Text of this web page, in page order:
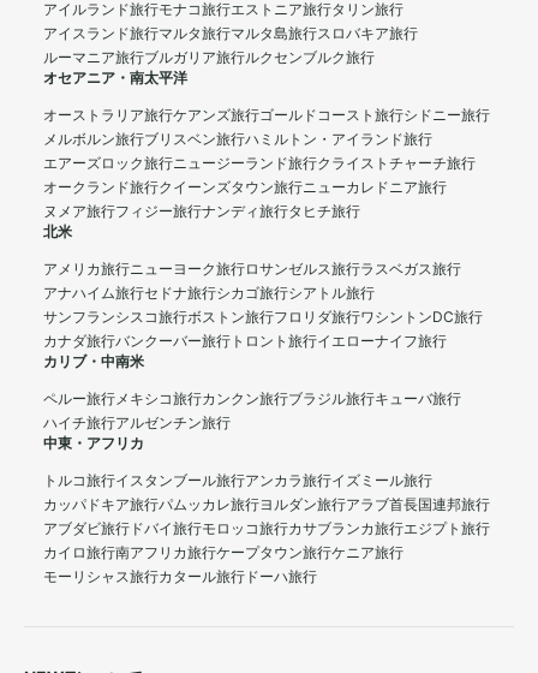
アイルランド旅行モナコ旅行エストニア旅行タリン旅行
アイスランド旅行マルタ旅行マルタ島旅行スロバキア旅行
ルーマニア旅行ブルガリア旅行ルクセンブルク旅行
オセアニア・南太平洋
オーストラリア旅行ケアンズ旅行ゴールドコースト旅行シドニー旅行
メルボルン旅行ブリスベン旅行ハミルトン・アイランド旅行
エアーズロック旅行ニュージーランド旅行クライストチャーチ旅行
オークランド旅行クイーンズタウン旅行ニューカレドニア旅行
ヌメア旅行フィジー旅行ナンディ旅行タヒチ旅行
北米
アメリカ旅行ニューヨーク旅行ロサンゼルス旅行ラスベガス旅行
アナハイム旅行セドナ旅行シカゴ旅行シアトル旅行
サンフランシスコ旅行ボストン旅行フロリダ旅行ワシントンDC旅行
カナダ旅行バンクーバー旅行 トロント旅行イエローナイフ旅行
カリブ・中南米
ペルー旅行メキシコ旅行カンクン旅行ブラジル旅行キューバ旅行
ハイチ旅行アルゼンチン旅行
中東・アフリカ
トルコ旅行イスタンブール旅行アンカラ旅行イズミール旅行
カッパドキア旅行パムッカレ旅行ヨルダン旅行アラブ首長国連邦旅行
アブダビ旅行 ドバイ旅行モロッコ旅行カサブランカ旅行エジプト旅行
カイロ旅行南アフリカ旅行ケープタウン旅行ケニア旅行
モーリシャス旅行カタール旅行 ドーハ旅行